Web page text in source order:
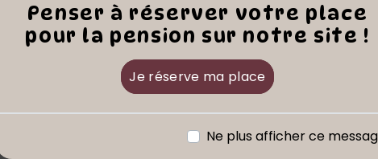
Penser à réserver votre place
pour la pension sur notre site !
Je réserve ma place
Ne plus afficher ce
Articles similaires